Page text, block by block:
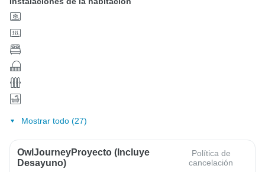
Mostrar todo (27)
OwlJourneyProyecto (Incluye
Desayuno)
Política de
cancelación